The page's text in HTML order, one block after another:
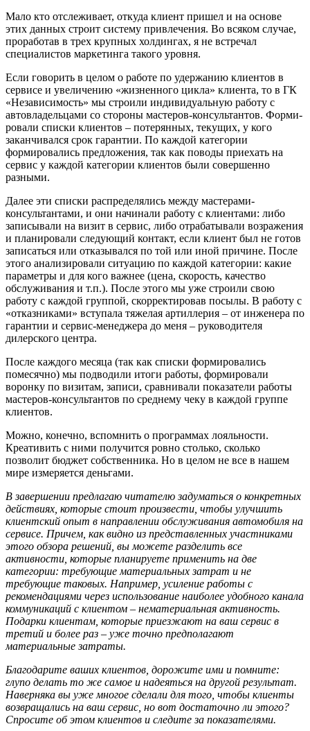
Мало кто отслеживает, откуда клиент пришел и на основе
этих данных строит систему привлечения. Во всяком случае,
проработав в трех крупных холдингах, я не встречал
специалистов маркетинга такого уровня.
Если говорить в целом о работе по удер­жанию клиентов в
сервисе и увеличению «жизненного цикла» клиента, то в ГК
«Независимость» мы строили индиви­дуальную работу с
автовладельцами со стороны мастеров-консультантов. Форми­
ровали списки клиентов – потерянных, текущих, у кого
заканчивался срок гаран­тии. По каждой категории
формировались предложения, так как поводы приехать на
сервис у каждой категории клиентов были совершенно
разными.
Далее эти списки распределялись между мастерами-
консультантами, и они начина­ли работу с клиентами: либо
записывали на визит в сервис, либо отрабатывали воз­ражения
и планировали следующий кон­такт, если клиент был не готов
записаться или отказывался по той или иной причине. После
этого анализировали ситуацию по каждой категории: какие
параметры и для кого важнее (цена, скорость, качество
обслуживания и т.п.). После этого мы уже строили свою
работу с каждой группой, скорректировав посылы. В работу с
«отказ­никами» вступала тяжелая артиллерия – от инженера по
гарантии и сервис-менед­жера до меня – руководителя
дилерского центра.
После каждого месяца (так как списки формировались
помесячно) мы подводили итоги работы, формировали
воронку по визитам, записи, сравнивали показатели работы
мастеров-консультантов по средне­му чеку в каждой группе
клиентов.
Можно, конечно, вспомнить о програм­мах лояльности.
Креативить с ними полу­чится ровно столько, сколько
позволит бюджет собственника. Но в целом не все в нашем
мире измеряется деньгами.
В завершении предлагаю читателю заду­маться о конкретных
действиях, которые стоит произвести, чтобы улучшить
клиентский опыт в направлении обслужива­ния автомобиля на
сервисе. Причем, как видно из представленных участниками
этого обзора решений, вы можете разделить все
активности, которые планируете приме­нить на две
категории: требующие матери­альных затрат и не
требующие таковых. Например, усиление работы с
рекомендация­ми через использование наиболее удобного канала
коммуникаций с клиентом – нема­териальная активность.
Подарки клиен­там, которые приезжают на ваш сервис в
третий и более раз – уже точно предпола­гают
материальные затраты.
Благодарите ваших клиентов, дорожите ими и помните:
глупо делать то же самое и надеяться на другой результат.
Наверняка вы уже многое сделали для того, чтобы клиенты
возвращались на ваш сервис, но вот достаточно ли этого?
Спросите об этом клиентов и следите за показателями.